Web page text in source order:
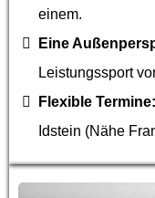
einem.
Eine
Leistungssport
Flexible Termine:
Idstein (Nähe